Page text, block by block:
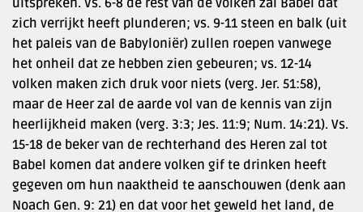
zich verrijkt heeft plunderen; vs. 9-11 steen en balk (uit
het paleis van de Babyloniër) zullen roepen vanwege
het onheil dat ze hebben zien gebeuren; vs. 12-14
volken maken zich druk voor niets (verg. Jer. 51:58),
maar de Heer zal de aarde vol van de kennis van zijn
heerlijkheid maken (verg. 3:3; Jes. 11:9; Num. 14:21). Vs.
15-18 de beker van de rechterhand des Heren zal tot
Babel komen dat andere volken gif te drinken heeft
gegeven om hun naaktheid te aanschouwen (denk aan
Noach Gen. 9: 21) en dat voor het geweld het land, de